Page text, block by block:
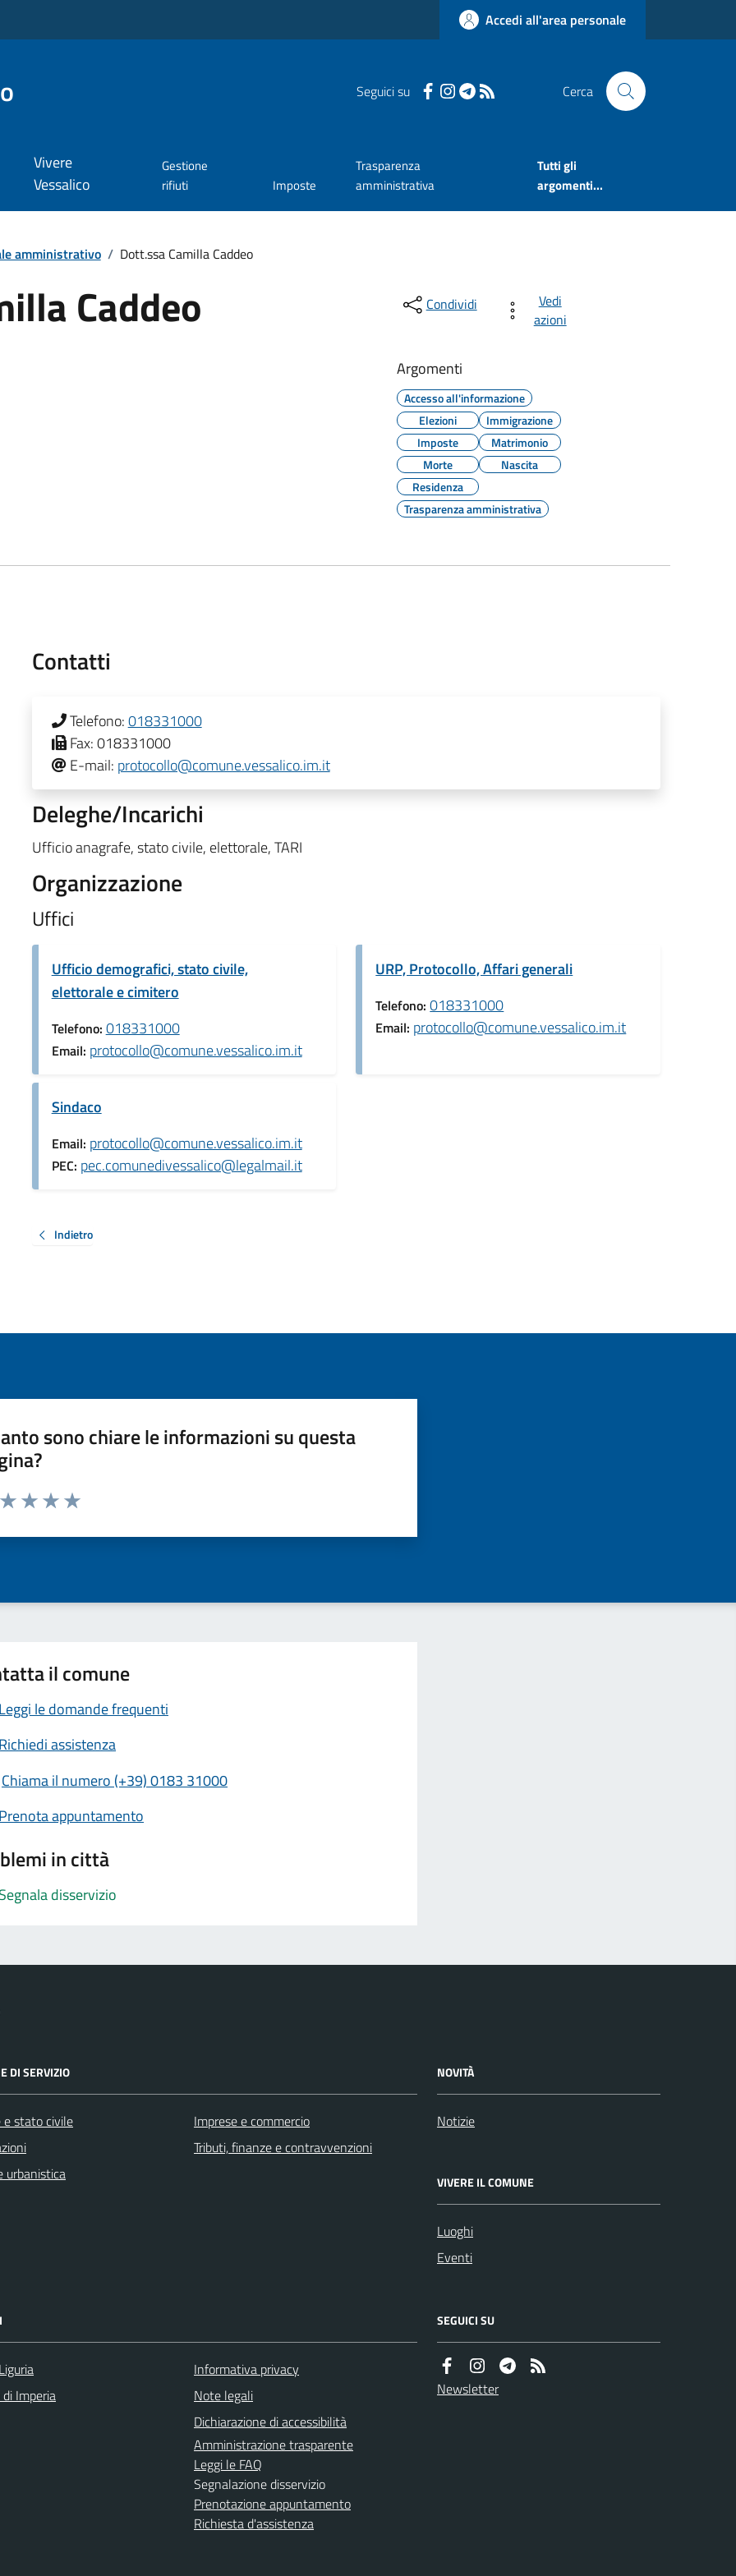
Accedi all'area personale
Seguici su Cerca
Vivere
Vessalico
Gestione
rifiuti
Imposte
Trasparenza
amministrativa
Tutti gli
argomenti...
amministrativo / Dott.ssa Camilla Caddeo
Caddeo Condividi
Vedi
azioni
Argomenti
Accesso all'informazione
Elezioni
Immigrazione
Imposte
Matrimonio
Morte
Nascita
Residenza
Trasparenza amministrativa
Contatti
Telefono:018331000
Fax:018331000
E-mail: protocollo@comune.vessalico.im.it
Deleghe/Incarichi
Ufficio anagrafe, stato civile, elettorale, TARI
Organizzazione
Uffici
Ufficio demografici, stato civile,
elettorale e cimitero
Telefono: 018331000
Email: protocollo@comune.vessalico.im.it
URP, Protocollo, Affari generali
Telefono:018331000
Email: protocollo@comune.vessalico.im.it
Sindaco
Email: protocollo@comune.vessalico.im.it
PEC: pec.comunedivessalico@legalmail.it
Indietro
sono chiare le informazioni su questa
da 1 a 5 stelle la pagina
il comune
Leggi le domande frequenti
Richiedi assistenza
Chiama il numero (+39) 0183 31000
Prenota appuntamento
in città
Segnala disservizio
DI SERVIZIO
e stato civile
urbanistica
Imprese e commercio
Tributi, finanze e contravvenzioni
NOVITÀ
Notizie
VIVERE IL COMUNE
Luoghi
Eventi
Imperia
Informativa privacy
Note legali
Dichiarazione di accessibilità
Amministrazione trasparente
Leggi le FAQ
Segnalazione disservizio
Prenotazione appuntamento
Richiesta d'assistenza
SEGUICI SU
Newsletter